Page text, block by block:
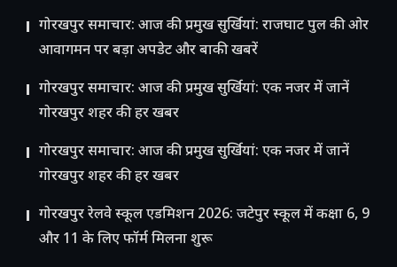
गोरखपुर समाचार: आज की प्रमुख सुर्खियां: राजघाट पुल की ओर
आवागमन पर बड़ा अपडेट और बाकी खबरें
गोरखपुर समाचार: आज की प्रमुख सुर्खियां: एक नजर में जानें
गोरखपुर शहर की हर खबर
गोरखपुर समाचार: आज की प्रमुख सुर्खियां: एक नजर में जानें
गोरखपुर शहर की हर खबर
गोरखपुर रेलवे स्कूल एडमिशन 2026: जटेपुर स्कूल में कक्षा 6, 9
और 11 के लिए फॉर्म मिलना शुरू